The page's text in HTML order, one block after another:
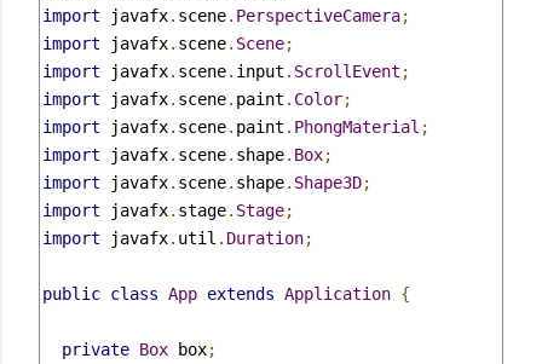
import javafx. scene. PerspectiveCamera;
import javafx. scene. Scene;
import javafx. scene. input . ScrollEvent ;
import javafx. scene. paint . Color;
import javafx. scene. paint . PhongMaterial ;
import javafx. scene. shape. Box;
import javafx. scene. shape. Shape3D;
import javafx. stage. Stage;
import javafx. util . Duration;
public class App extends Application {
private Box box;